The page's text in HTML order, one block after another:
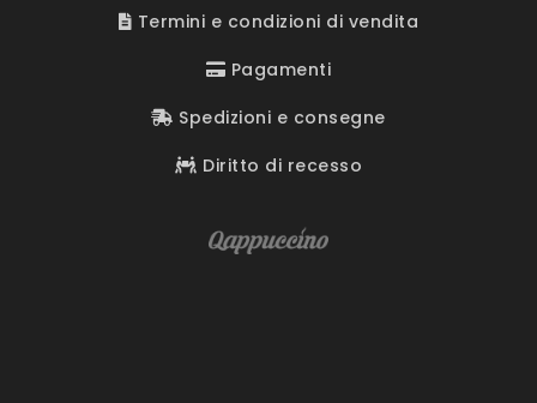
Termini e condizioni di vendita
Pagamenti
Spedizioni e consegne
Diritto di recesso